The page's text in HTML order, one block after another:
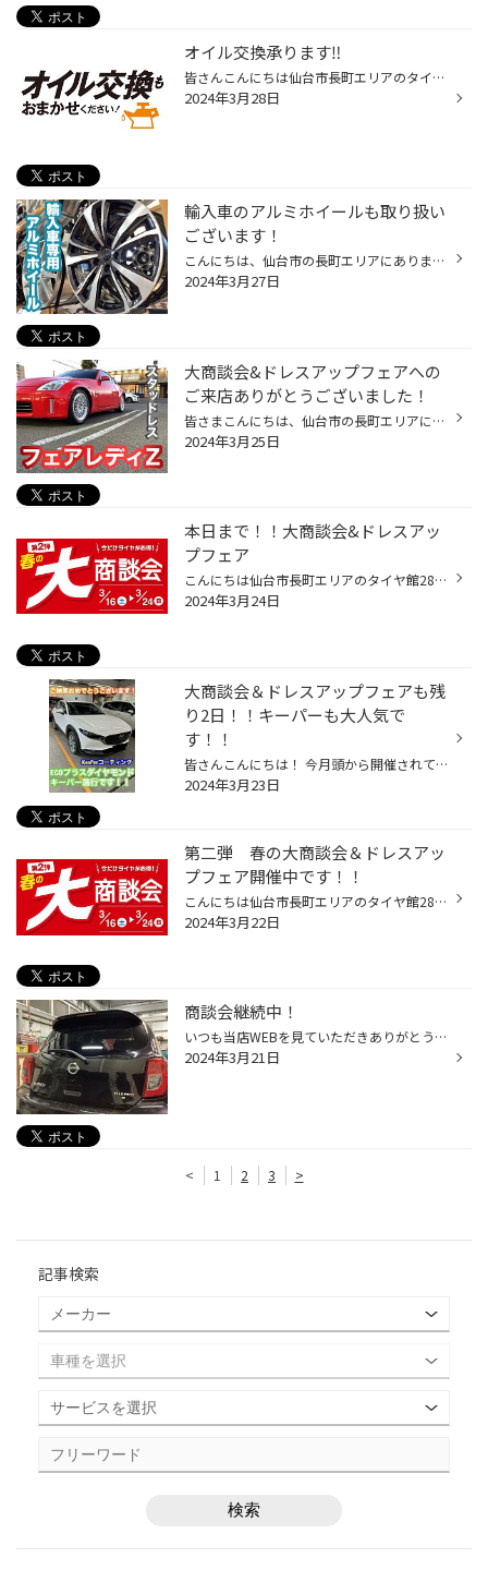
オイル交換承ります‼︎
皆さんこんにちは仙台市長町エリアのタイヤ館286店です。 突然ですがお客様の愛車のオイル交換はお済みでしょうか タイヤ館286店ではお客様の愛車のオイル交換を承っております‼︎ お手頃オイルからとことんお車に拘りたい珍しいオイルなど、お客様に合ったエンジンオイルをご提案いたします。 お客...
2024年3月28日
輸入車のアルミホイールも取り扱い
ございます！
こんにちは、仙台市の長町エリアにあります、タイヤ館286です！ 皆様昨日の雪はビックリしましたね！ お車の運転は大丈夫でしたか？ さて、輸入車のタイヤ交換も多い当店。 輸入車のアルミホイールも取り扱っております(^^) こちらはスマートライン365と言うホイールになります。 輸入車のアルミホ...
2024年3月27日
大商談会&ドレスアップフェアへの
ご来店ありがとうございました！
皆さまこんにちは、仙台市の長町エリアにありますタイヤ館286です！ 昨日まで開催しておりました【春の大商談会&ドレスアップフェア】への沢山のご来店、誠にありがとうございました！ 大盛況のうちに終了となりました。 またセールを開催する際は、こちらのWEBにてご案内させていただきますのでよ...
2024年3月25日
本日まで！！大商談会&ドレスアッ
プフェア
こんにちは仙台市長町エリアのタイヤ館286です。 いよいよ本日までとなりました、 第二弾春の大商談会とドレスアップフェア開催中です！！ 開店より沢山のご来店誠にありがとうございます！ 普段売り場にないホイールも盛りだくさん展示しております！！ ドレスアップ大商談会は本日、3/24まで！！ ...
2024年3月24日
大商談会＆ドレスアップフェアも残
り2日！！キーパーも大人気で
す！！
皆さんこんにちは！ 今月頭から開催されています大商談会も残すところあと2日になっております。 連日足を運んでいただき誠にありがとうございます！ 合わせてドレスアップ商談会も残り2日！！ お好きなホイールを愛車に仮に合わせてみてイメージする絶好のチャンスになっております。 まだまだ気合...
2024年3月23日
第二弾 春の大商談会＆ドレスアッ
プフェア開催中です！！
こんにちは仙台市長町エリアのタイヤ館286です。 毎年恒例のドレスアップフェアを、3月16日土曜日から24日日曜日まで 当店にて第二弾春の大商談会と同時に開催中です！！ 今年2月に新発売となったGR-XIIIをはじめ、 ベーシックタイヤから快適性に優れたタイヤまでお買い得価格に！！ お車の使い方や...
2024年3月22日
商談会継続中！
いつも当店WEBを見ていただきありがとうございます！ さてドレスアップ大商談会も終盤にさしかかり、協力メーカーからの貸し出しホイールも少しずつ帰って行っています、、、。しかし、レイズ、プロドライブ、TWSの鍛造ホイールはまだまだお客様のご来店を待っています。セールは３月24日日曜日まで...
2024年3月21日
< 1 2 3 >
記事検索